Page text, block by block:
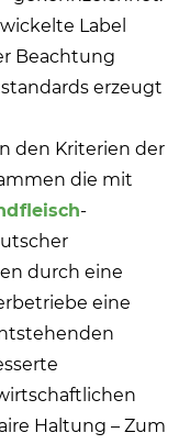
Label
Beachtung
erzeugt
den Kriterien der
die mit
-
durch eine
eine
Haltung – Zum